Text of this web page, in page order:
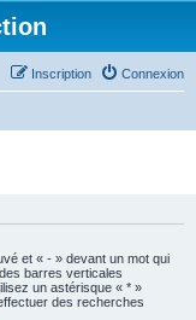
Connexion
Inscription
et « - » devant un mot qui
barres verticales
un astérisque « * »
des recherches